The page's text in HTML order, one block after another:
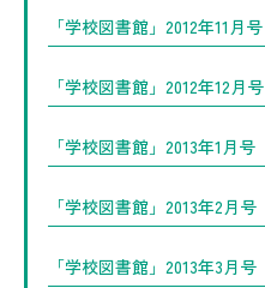
「学校図書館」2012年11月号
「学校図書館」2012年12月号
「学校図書館」2013年1月号
「学校図書館」2013年2月号
「学校図書館」2013年3月号